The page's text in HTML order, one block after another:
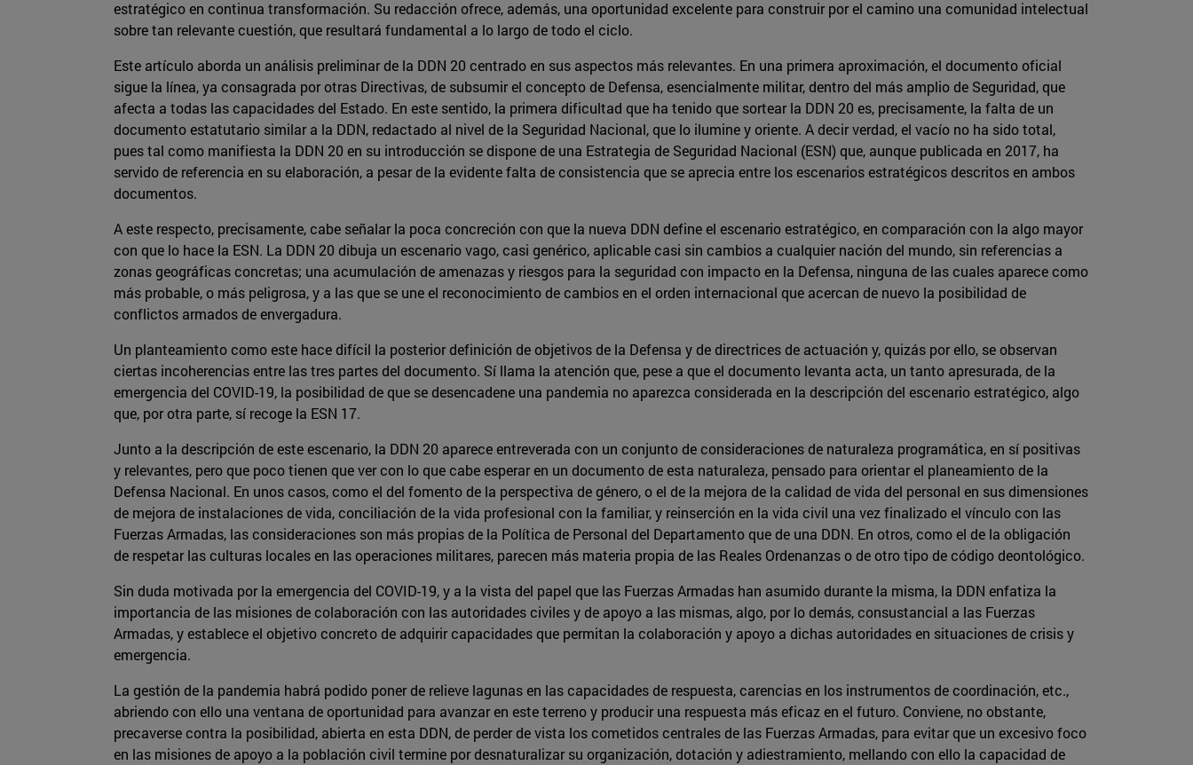
estratégico en continua transformación. Su redacción ofrece, además, una oportunidad excelente para construir por el camino una comunidad intelectual
sobre tan relevante cuestión, que resultará fundamental a lo largo de todo el ciclo.
Este artículo aborda un análisis preliminar de la DDN 20 centrado en sus aspectos más relevantes. En una primera aproximación, el documento oficial
sigue la línea, ya consagrada por otras Directivas, de subsumir el concepto de Defensa, esencialmente militar, dentro del más amplio de Seguridad, que
afecta a todas las capacidades del Estado. En este sentido, la primera dificultad que ha tenido que sortear la DDN 20 es, precisamente, la falta de un
documento estatutario similar a la DDN, redactado al nivel de la Seguridad Nacional, que lo ilumine y oriente. A decir verdad, el vacío no ha sido total,
pues tal como manifiesta la DDN 20 en su introducción se dispone de una Estrategia de Seguridad Nacional (ESN) que, aunque publicada en 2017, ha
servido de referencia en su elaboración, a pesar de la evidente falta de consistencia que se aprecia entre los escenarios estratégicos descritos en ambos
documentos.
A este respecto, precisamente, cabe señalar la poca concreción con que la nueva DDN define el escenario estratégico, en comparación con la algo mayor
con que lo hace la ESN. La DDN 20 dibuja un escenario vago, casi genérico, aplicable casi sin cambios a cualquier nación del mundo, sin referencias a
zonas geográficas concretas; una acumulación de amenazas y riesgos para la seguridad con impacto en la Defensa, ninguna de las cuales aparece como
más probable, o más peligrosa, y a las que se une el reconocimiento de cambios en el orden internacional que acercan de nuevo la posibilidad de
conflictos armados de envergadura.
Un planteamiento como este hace difícil la posterior definición de objetivos de la Defensa y de directrices de actuación y, quizás por ello, se observan
ciertas incoherencias entre las tres partes del documento. Sí llama la atención que, pese a que el documento levanta acta, un tanto apresurada, de la
emergencia del COVID-19, la posibilidad de que se desencadene una pandemia no aparezca considerada en la descripción del escenario estratégico, algo
que, por otra parte, sí recoge la ESN 17.
Junto a la descripción de este escenario, la DDN 20 aparece entreverada con un conjunto de consideraciones de naturaleza programática, en sí positivas
y relevantes, pero que poco tienen que ver con lo que cabe esperar en un documento de esta naturaleza, pensado para orientar el planeamiento de la
Defensa Nacional. En unos casos, como el del fomento de la perspectiva de género, o el de la mejora de la calidad de vida del personal en sus dimensiones
de mejora de instalaciones de vida, conciliación de la vida profesional con la familiar, y reinserción en la vida civil una vez finalizado el vínculo con las
Fuerzas Armadas, las consideraciones son más propias de la Política de Personal del Departamento que de una DDN. En otros, como el de la obligación
de respetar las culturas locales en las operaciones militares, parecen más materia propia de las Reales Ordenanzas o de otro tipo de código deontológico.
Sin duda motivada por la emergencia del COVID-19, y a la vista del papel que las Fuerzas Armadas han asumido durante la misma, la DDN enfatiza la
importancia de las misiones de colaboración con las autoridades civiles y de apoyo a las mismas, algo, por lo demás, consustancial a las Fuerzas
Armadas, y establece el objetivo concreto de adquirir capacidades que permitan la colaboración y apoyo a dichas autoridades en situaciones de crisis y
emergencia.
La gestión de la pandemia habrá podido poner de relieve lagunas en las capacidades de respuesta, carencias en los instrumentos de coordinación, etc.,
abriendo con ello una ventana de oportunidad para avanzar en este terreno y producir una respuesta más eficaz en el futuro. Conviene, no obstante,
precaverse contra la posibilidad, abierta en esta DDN, de perder de vista los cometidos centrales de las Fuerzas Armadas, para evitar que un excesivo foco
en las misiones de apoyo a la población civil termine por desnaturalizar su organización, dotación y adiestramiento, mellando con ello la capacidad de